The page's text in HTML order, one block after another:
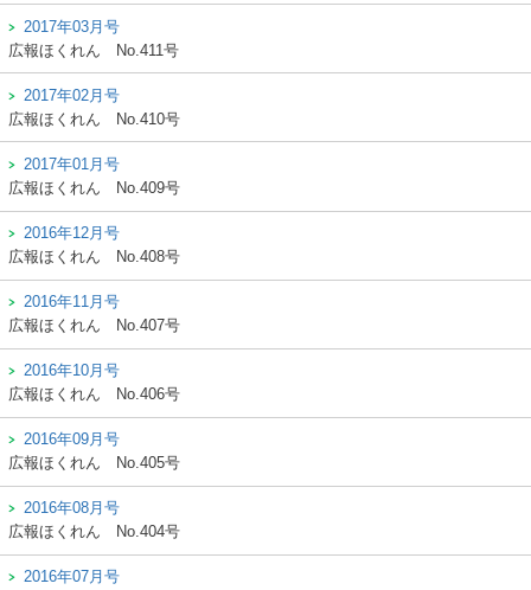
2017年03月号
広報ほくれん
No.411号
2017年02月号
広報ほくれん
No.410号
2017年01月号
広報ほくれん
No.409号
2016年12月号
広報ほくれん
No.408号
2016年11月号
広報ほくれん
No.407号
2016年10月号
広報ほくれん
No.406号
2016年09月号
広報ほくれん
No.405号
2016年08月号
広報ほくれん
No.404号
2016年07月号